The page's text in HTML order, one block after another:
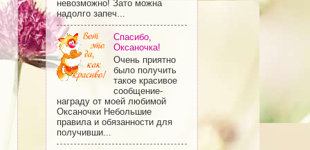
невозможно! Зато можна
надолго запеч...
Спасибо,
Оксаночка!
Очень приятно
было получить
такое красивое
сообщение-
награду от моей любимой
Оксаночки Небольшие
правила и обязанности для
получивши...